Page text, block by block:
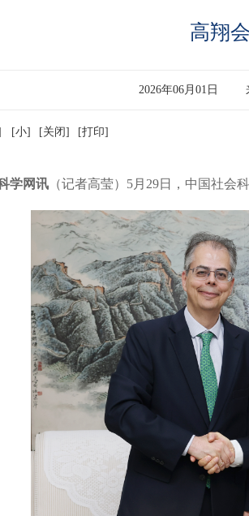
高翔
2026年06月01日
[小] [关闭] [打印]
网讯 （记者高莹）5月29日，中国社会